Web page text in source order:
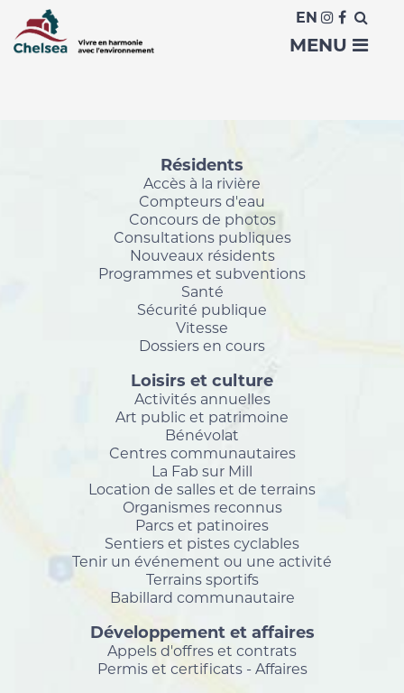
EN
MENU
Accueil
Download File
Résidents
Accès à la rivière
Compteurs d'eau
Concours de photos
Consultations publiques
Nouveaux résidents
Programmes et subventions
Santé
Sécurité publique
Vitesse
Dossiers en cours
Loisirs et culture
Activités annuelles
Art public et patrimoine
Bénévolat
Centres communautaires
La Fab sur Mill
Location de salles et de terrains
Organismes reconnus
Parcs et patinoires
Sentiers et pistes cyclables
Tenir un événement ou une activité
Terrains sportifs
Babillard communautaire
Développement et affaires
Appels d'offres et contrats
Permis et certificats - Affaires